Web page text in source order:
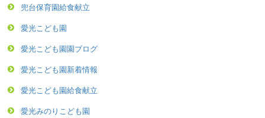
兜台保育園給食献立
愛光こども園
愛光こども園園ブログ
愛光こども園新着情報
愛光こども園給食献立
愛光みのりこども園